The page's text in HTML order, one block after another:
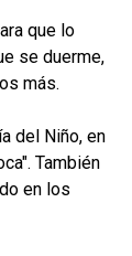
que lo
se duerme,
más.
del Niño, en
También
en los